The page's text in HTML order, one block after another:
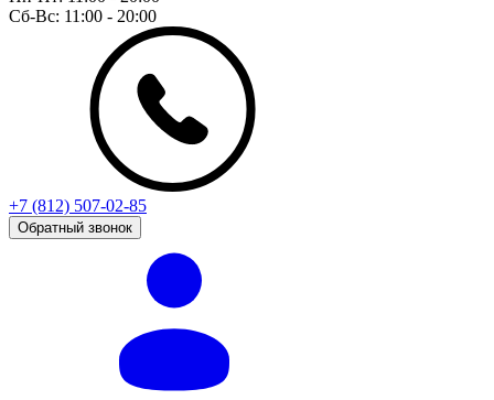
Сб-Вс: 11:00 - 20:00
+7 (812) 507-02-85
Обратный звонок